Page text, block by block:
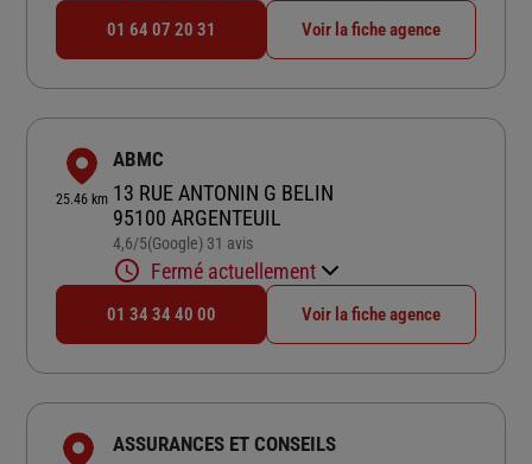
01 64 07 20 31 Voir la fiche agence
25.46 km
ABMC
13 RUE ANTONIN G BELIN
95100 ARGENTEUIL
4,6/5Note de 4.6 sur 5
(Google) 31 avis
Fermé actuellement
01 34 34 40 00 Voir la fiche agence
ASSURANCES ET CONSEILS